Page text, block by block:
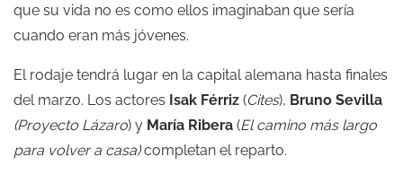
que su vida no es como ellos imaginaban que sería
cuando eran más jóvenes.
El rodaje tendrá lugar en la capital alemana hasta finales
del marzo. Los actores Isak Férriz (Cites), Bruno Sevilla
(Proyecto Lázaro) y María Ribera (El camino más largo
para volver a casa)completan el reparto.